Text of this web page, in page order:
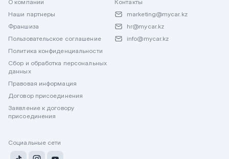
О компании
Наши партнеры
Франшиза
Пользовательское соглашение
Политика конфиденциальности
Сбор и обработка персональных
данных
Правовая информация
Договор присоединения
Заявление к договору
присоединения
Контакты
marketing@mycar.kz
hr@mycar.kz
info@mycar.kz
Социальные сети